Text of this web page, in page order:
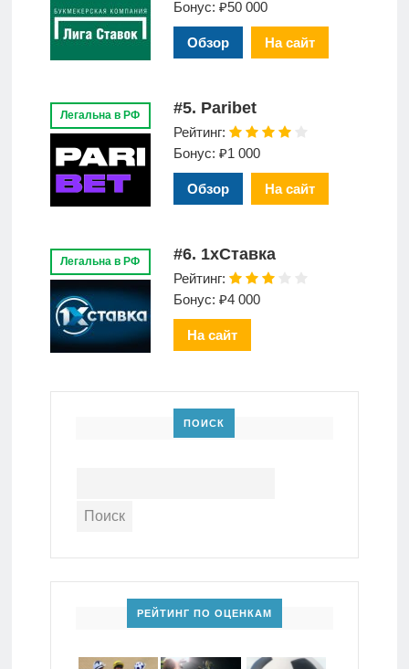
Бонус: ₽50 000
Обзор На сайт
Легальна в РФ #5. Paribet
Рейтинг:
Бонус: ₽1 000
Обзор На сайт
Легальна в РФ #6. 1xСтавка
Рейтинг:
Бонус: ₽4 000
На сайт
ПОИСК
РЕЙТИНГ ПО ОЦЕНКАМ